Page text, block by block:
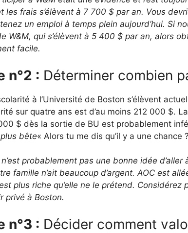
les frais s’élèvent à 7 700 $ par an. Vous
un emploi à temps plein aujourd’hui. Si
W&M, qui s’élèvent à 5 400 $ par an, alors
facile.
n°2 : Déterminer combien
à l’Université de Boston s’élèvent
sur quatre ans est d’au moins 212 000 $.
$ dès la sortie de BU est probablement
bête« Alors tu me dis qu’il y a une chance
n’est probablement pas une bonne idée
famille n’ait beaucoup d’argent. AOC est
plus riche qu’elle ne le prétend.
privé à Boston.
n°3 : Décider comment